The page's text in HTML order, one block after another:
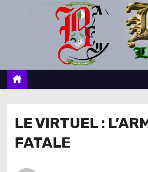
c
LE VIRTUEL :
FATALE